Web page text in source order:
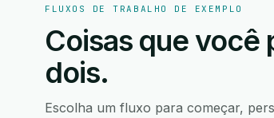
FLUXOS DE TRABALHO DE EXEMPLO
Coisas que você
dois.
Escolha um fluxo para começar,